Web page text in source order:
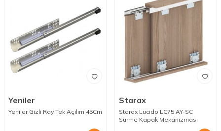
Yeniler
Yeniler Gizli Ray Tek Açılım 45Cm
Starax
Starax Lucido LC75 AY-SC
Sürme Kapak Mekanizması